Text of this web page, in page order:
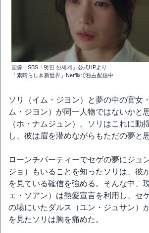
画像：SBS「멋진 신세계」公式HPより
「素晴らしき新世界」Netflixで独占配信中
ソリ（イム・ジヨン）と夢の中の官女
ム・ジヨン）が同一人物ではないかと
（ホ・ナムジュン）。ソリはこれに動
し、彼は眉を潜めながらもただの夢と
ローンチパーティーでセゲの夢にジュ
ジョ）もいることを知ったソリは、彼
を見ている確信を強める。そんな中、
ェ・ソアン）は熱愛宣言を利用し、セ
の場にいたダルス（ユン・ジュサン）
を見たソリは胸を痛めた。